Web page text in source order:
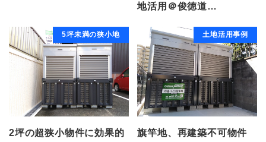
地活用＠俊徳道…
5坪未満の狭小地
2坪の超狭小物件に効果的
土地活用事例
旗竿地、再建築不可物件